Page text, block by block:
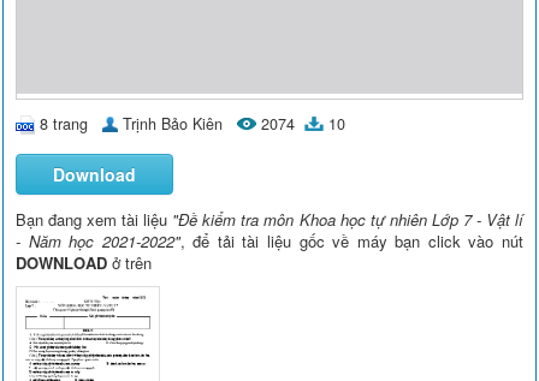
8 trang Trịnh Bảo Kiên 2074 10
Download
Bạn đang xem tài liệu "Đề kiểm tra môn Khoa học tự nhiên Lớp 7 - Vật lí
- Năm học 2021-2022", để tải tài liệu gốc về máy bạn click vào nút
DOWNLOAD ở trên